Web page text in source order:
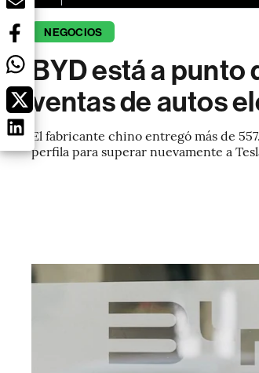
NEGOCIOS
BYD está a punto
ventas de autos
El fabricante chino entregó más de
perfila para superar nuevamente a